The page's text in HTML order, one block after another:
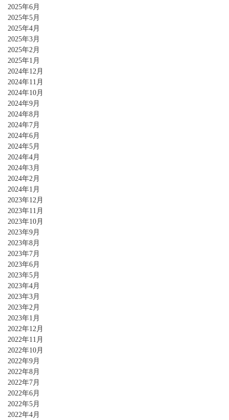
2025年6月
2025年5月
2025年4月
2025年3月
2025年2月
2025年1月
2024年12月
2024年11月
2024年10月
2024年9月
2024年8月
2024年7月
2024年6月
2024年5月
2024年4月
2024年3月
2024年2月
2024年1月
2023年12月
2023年11月
2023年10月
2023年9月
2023年8月
2023年7月
2023年6月
2023年5月
2023年4月
2023年3月
2023年2月
2023年1月
2022年12月
2022年11月
2022年10月
2022年9月
2022年8月
2022年7月
2022年6月
2022年5月
2022年4月